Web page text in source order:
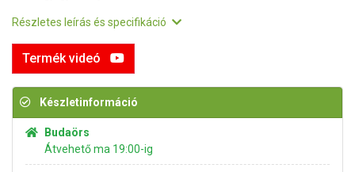
Részletes leírás és specifikáció
Termék videó
Készletinformáció
Budaörs
Átvehető ma 19:00-ig